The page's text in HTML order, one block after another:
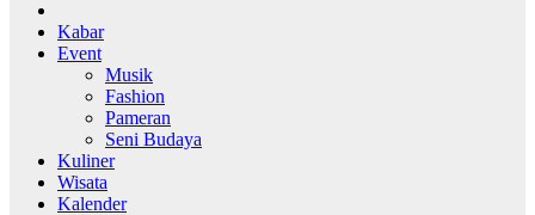
Kabar
Event
Musik
Fashion
Pameran
Seni Budaya
Kuliner
Wisata
Kalender